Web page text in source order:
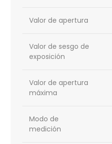
Valor de apertura
Valor de sesgo de
exposición
Valor de apertura
máxima
Modo de
medición